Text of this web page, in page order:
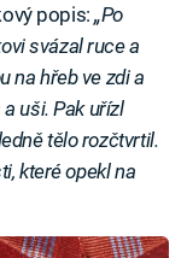
popis:„Po
svázal ruce a
na hřeb ve zdi a
uši. Pak uřízl
tělo rozčtvrtil.
které opekl na